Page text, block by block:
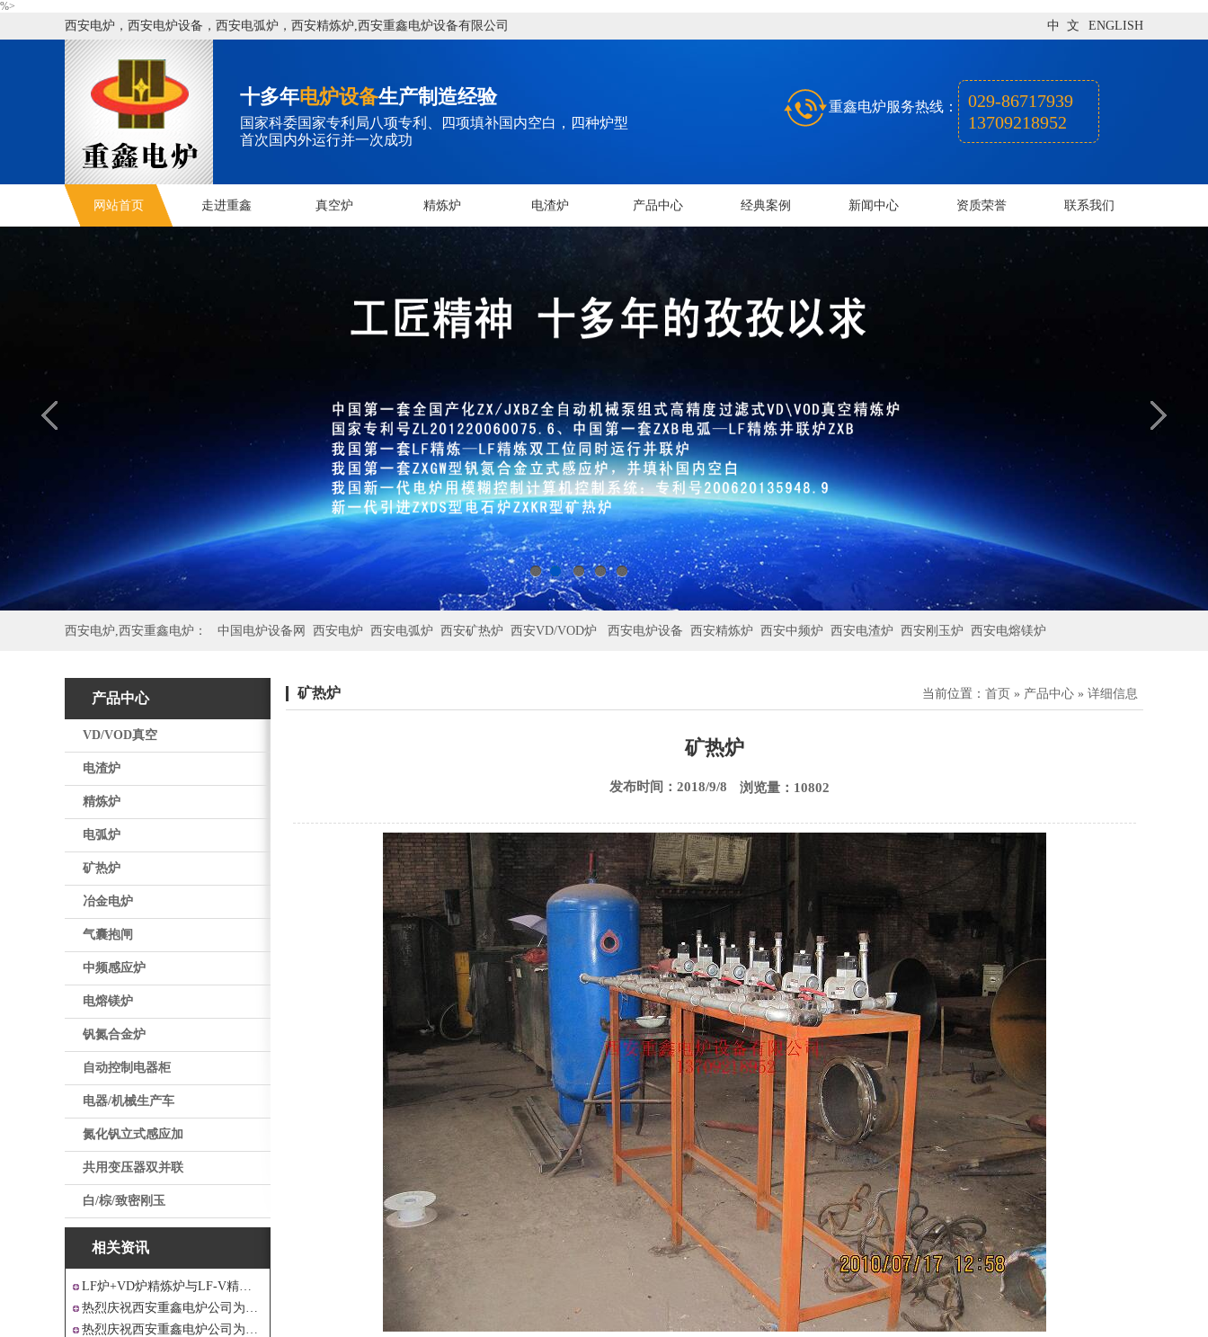
%>
西安电炉，西安电炉设备，西安电弧炉，西安精炼炉,西安重鑫电炉设备有限公司 中 文 ENGLISH
十多年电炉设备生产制造经验
国家科委国家专利局八项专利、四项填补国内空白，四种炉型
首次国内外运行并一次成功
重鑫电炉服务热线：
029-86717939
13709218952
网站首页 走进重鑫 真空炉 精炼炉 电渣炉 产品中心 经典案例 新闻中心 资质荣誉 联系我们
西安电炉,西安重鑫电炉： 中国电炉设备网 西安电炉 西安电弧炉 西安矿热炉 西安VD/VOD炉 西安电炉设备 西安精炼炉 西安中频炉 西安电渣炉 西安刚玉炉 西安电熔镁炉
产品中心
VD/VOD真空
电渣炉
精炼炉
电弧炉
矿热炉
冶金电炉
气囊抱闸
中频感应炉
电熔镁炉
钒氮合金炉
自动控制电器柜
电器/机械生产车
氮化钒立式感应加
共用变压器双并联
白/棕/致密刚玉
相关资讯
LF炉+VD炉精炼炉与LF-V精炼炉
热烈庆祝西安重鑫电炉公司为江苏戴南设
热烈庆祝西安重鑫电炉公司为四川设计研
矿热炉 当前位置： 首页 » 产品中心 » 详细信息
矿热炉
发布时间：2018/9/8 浏览量：10802